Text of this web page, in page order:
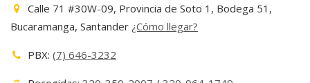
Calle 71 #30W-09, Provincia de Soto 1, Bodega 51,
Bucaramanga, Santander ¿Cómo llegar?
PBX: (7) 646-3232